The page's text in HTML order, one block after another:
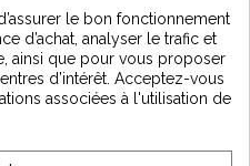
nouveautés
vous reconnaissez avoir pris
le bon fonctionnement
d’achat, analyser le trafic et
ainsi que pour vous proposer
d’intérêt. Acceptez-vous
associées à l'utilisation de